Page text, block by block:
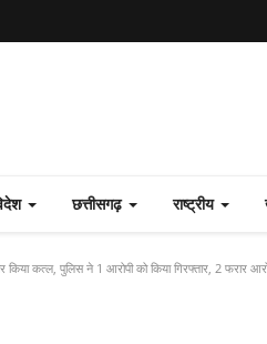
छत्तीसगढ़ राष्ट्रीय
किया कत्ल, पुलिस ने 1 आरोपी को किया गिरफ्तार, 2 फरार